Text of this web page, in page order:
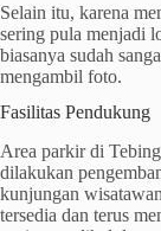
Selain itu, karena
sering pula menjadi
biasanya sudah
mengambil foto.
Fasilitas Pendukung
Area parkir di
dilakukan
kunjungan
tersedia dan terus